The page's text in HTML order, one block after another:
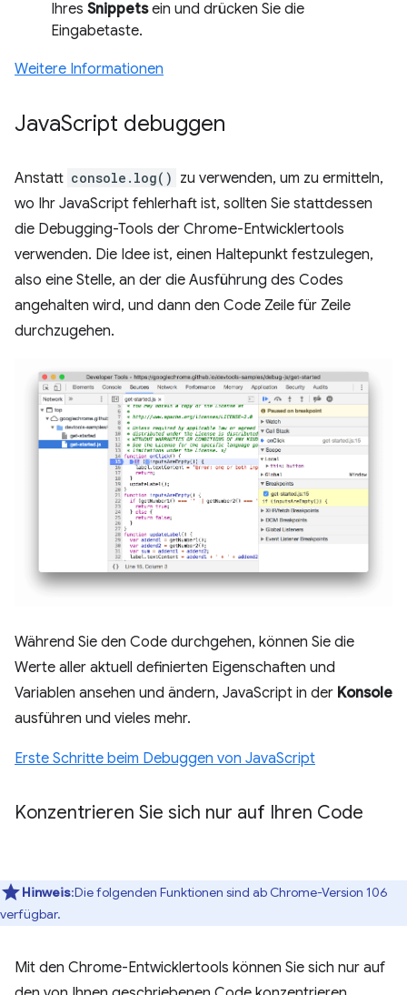
Ihres Snippetsein und drücken Sie die
Eingabetaste.
Weitere Informationen
JavaScript debuggen
Anstatt console.log() zu verwenden, um zu ermitteln,
wo Ihr JavaScript fehlerhaft ist, sollten Sie stattdessen
die Debugging-Tools der Chrome-Entwicklertools
verwenden. Die Idee ist, einen Haltepunkt festzulegen,
also eine Stelle, an der die Ausführung des Codes
angehalten wird, und dann den Code Zeile für Zeile
durchzugehen.
Während Sie den Code durchgehen, können Sie die
Werte aller aktuell definierten Eigenschaften und
Variablen ansehen und ändern, JavaScript in der Konsole
ausführen und vieles mehr.
Erste Schritte beim Debuggen von JavaScript
Konzentrieren Sie sich nur auf Ihren Code
Hinweis:Die folgenden Funktionen sind ab Chrome-Version 106
verfügbar.
Mit den Chrome-Entwicklertools können Sie sich nur auf